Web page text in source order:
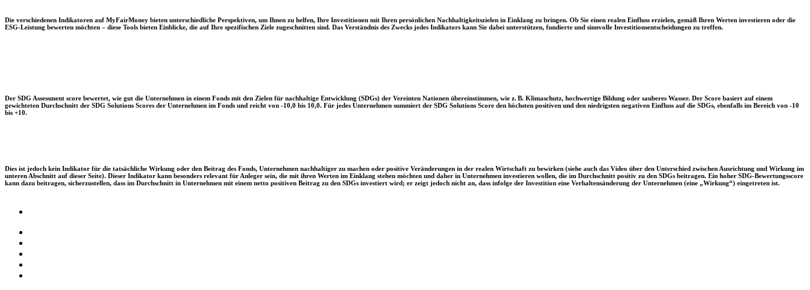
Die verschiedenen Indikatoren auf MyFairMoney bieten unterschiedliche Perspektiven, um Ihnen zu helfen, Ihre Investitionen mit Ihren persönlichen Nachhaltigkeitszielen in Einklang zu bringen. Ob Sie einen realen Einfluss erzielen, gemäß Ihren Werten investieren oder die
ESG-Leistung bewerten möchten – diese Tools bieten Einblicke, die auf Ihre spezifischen Ziele zugeschnitten sind. Das Verständnis des Zwecks jedes Indikators kann Sie dabei unterstützen, fundierte und sinnvolle Investitionsentscheidungen zu treffen.
Der SDG Assessment score bewertet, wie gut die Unternehmen in einem Fonds mit den Zielen für nachhaltige Entwicklung (SDGs) der Vereinten Nationen übereinstimmen, wie z. B. Klimaschutz, hochwertige Bildung oder sauberes Wasser. Der Score basiert auf einem
gewichteten Durchschnitt der SDG Solutions Scores der Unternehmen im Fonds und reicht von -10,0 bis 10,0. Für jedes Unternehmen summiert der SDG Solutions Score den höchsten positiven und den niedrigsten negativen Einfluss auf die SDGs, ebenfalls im Bereich von -10
bis +10.
Dies ist jedoch kein Indikator für die tatsächliche Wirkung oder den Beitrag des Fonds, Unternehmen nachhaltiger zu machen oder positive Veränderungen in der realen Wirtschaft zu bewirken (siehe auch das Video über den Unterschied zwischen Ausrichtung und Wirkung im
unteren Abschnitt auf dieser Seite). Dieser Indikator kann besonders relevant für Anleger sein, die mit ihren Werten im Einklang stehen möchten und daher in Unternehmen investieren wollen, die im Durchschnitt positiv zu den SDGs beitragen. Ein hoher SDG-Bewertungsscore
kann dazu beitragen, sicherzustellen, dass im Durchschnitt in Unternehmen mit einem netto positiven Beitrag zu den SDGs investiert wird; er zeigt jedoch nicht an, dass infolge der Investition eine Verhaltensänderung der Unternehmen (eine „Wirkung“) eingetreten ist.